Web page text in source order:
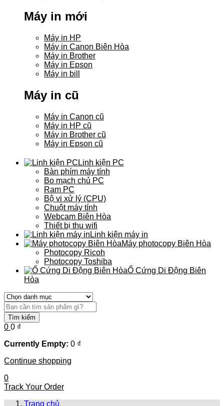
Máy in mới
Máy in HP
Máy in Canon Biên Hòa
Máy in Brother
Máy in Epson
Máy in bill
Máy in cũ
Máy in Canon cũ
Máy in HP cũ
Máy in Brother cũ
Máy in Epson cũ
Linh kiện PC
Bàn phím máy tính
Bo mạch chủ PC
Ram PC
Bộ vi xử lý (CPU)
Chuột máy tính
Webcam Biên Hòa
Thiết bị thu wifi
Linh kiện máy in
Máy photocopy Biên Hòa
Photocopy Ricoh
Photocopy Toshiba
Ổ Cứng Di Động Biên
Hòa
Tìm kiếm
0 0 ₫
Currently Empty: 0 ₫
Continue shopping
0
Track Your Order
Trang chủ